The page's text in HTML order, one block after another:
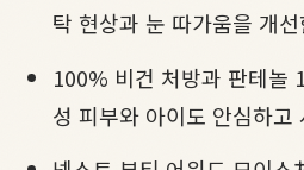
탁 현상과 눈 따가움을 개
100% 비건 처방과 판테
성 피부와 아이도 안심하고